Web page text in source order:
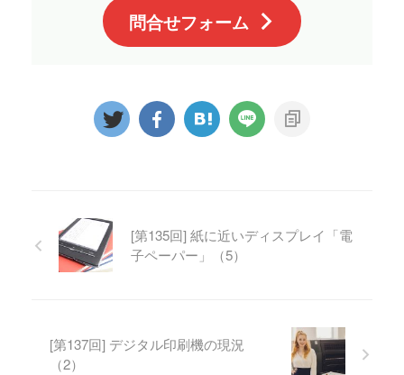
問合せフォーム
[第135回] 紙に近いディスプレイ「電
子ペーパー」（5）
[第137回] デジタル印刷機の現況
（2）